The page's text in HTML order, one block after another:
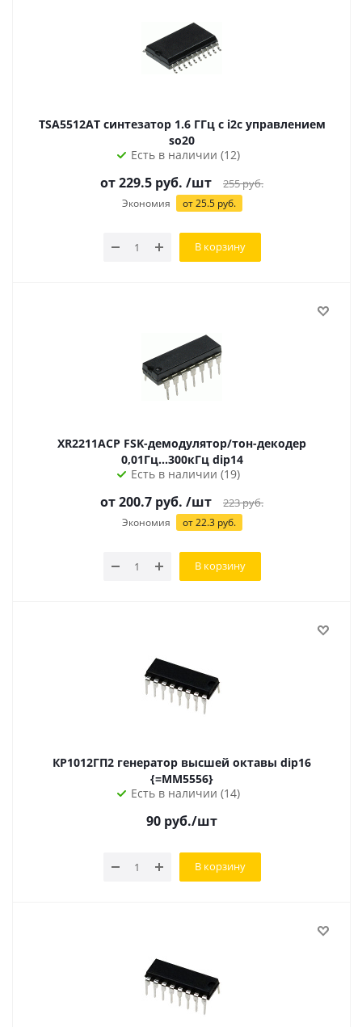
TSA5512AT синтезатор 1.6 ГГц с i2c управлением
so20
Есть в наличии (12)
от 229.5 руб. /шт 255руб.
Экономия от 25.5 руб.
В корзину
XR2211ACP FSK-демодулятор/тон-декодер
0,01Гц...300кГц dip14
Есть в наличии (19)
от 200.7 руб. /шт 223руб.
Экономия от 22.3 руб.
В корзину
КР1012ГП2 генератор высшей октавы dip16
{=MM5556}
Есть в наличии (14)
90 руб./шт
В корзину